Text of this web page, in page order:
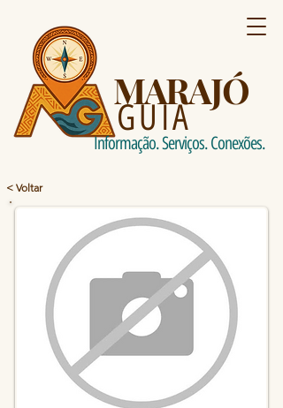
MARAJÓ
GUIA
Informação. Serviços. Conexões.
< Voltar